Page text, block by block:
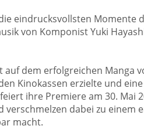
eindrucksvollsten Momente
von Komponist Yuki
auf dem erfolgreichen
Kinokassen erzielte und
ihre Premiere am 30. Mai
verschmelzen dabei zu
macht.